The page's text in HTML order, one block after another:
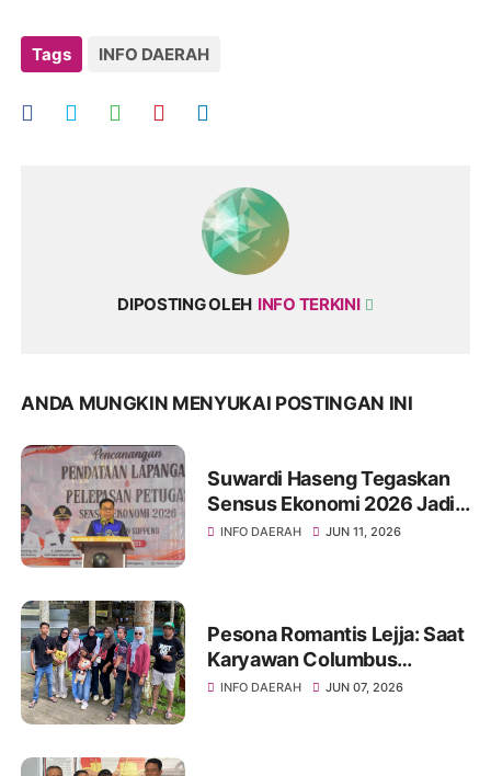
Tags INFO DAERAH
DIPOSTING OLEH INFO TERKINI
ANDA MUNGKIN MENYUKAI POSTINGAN INI
Suwardi Haseng Tegaskan
Sensus Ekonomi 2026 Jadi
Basis Pembangunan
INFO DAERAH JUN 11, 2026
Pesona Romantis Lejja: Saat
Karyawan Columbus
Soppeng Menenun
INFO DAERAH JUN 07, 2026